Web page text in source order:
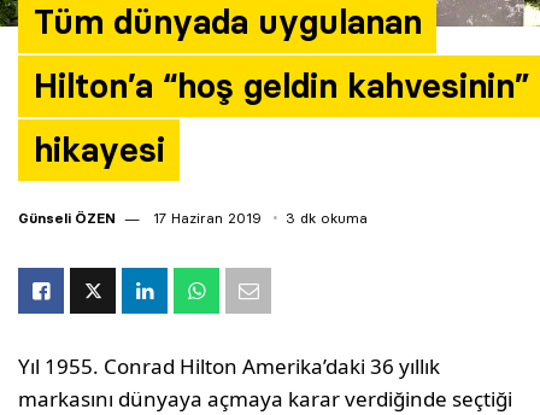
Tüm dünyada uygulanan
Hilton’a “hoş geldin kahvesinin”
hikayesi
Günseli ÖZEN 17 Haziran 2019 3 dk okuma
Yıl 1955. Conrad Hilton Amerika’daki 36 yıllık
markasını dünyaya açmaya karar verdiğinde seçtiği